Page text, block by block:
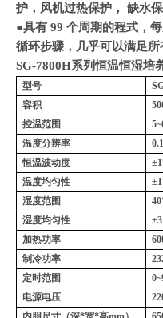
护，风机过热保护， 缺水
●具有 99 个周期的程式，
循环步骤，几乎可以满足
SG-7800H系列恒温恒湿培
型号
容积
控温范围
温度分辨率
0.1
恒温波动度
±1
温度均匀性
±1
湿度范围
湿度均匀性
加热功率
制冷功率
定时范围
电源电压